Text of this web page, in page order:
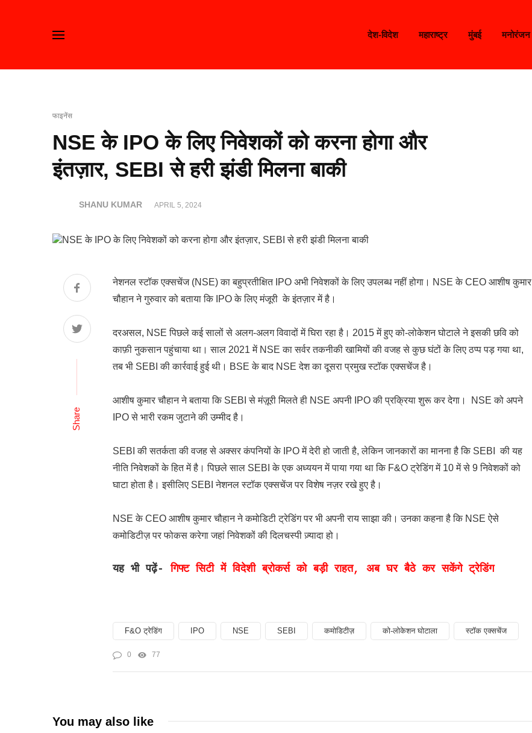
देश-विदेश महाराष्ट्र मुंबई मनोरंजन
फाइनेंस
NSE के IPO के लिए निवेशकों को करना होगा और
इंतज़ार, SEBI से हरी झंडी मिलना बाकी
SHANU KUMAR APRIL 5, 2024
Share
नेशनल स्टॉक एक्सचेंज (NSE) का बहुप्रतीक्षित IPO अभी निवेशकों के लिए उपलब्ध नहीं होगा। NSE के CEO आशीष कुमार
चौहान ने गुरुवार को बताया कि IPO के लिए मंजूरी के इंतज़ार में है।
दरअसल, NSE पिछले कई सालों से अलग-अलग विवादों में घिरा रहा है। 2015 में हुए को-लोकेशन घोटाले ने इसकी छवि को
काफ़ी नुकसान पहुंचाया था। साल 2021 में NSE का सर्वर तकनीकी खामियों की वजह से कुछ घंटों के लिए ठप्प पड़ गया था,
तब भी SEBI की कार्रवाई हुई थी। BSE के बाद NSE देश का दूसरा प्रमुख स्टॉक एक्सचेंज है।
आशीष कुमार चौहान ने बताया कि SEBI से मंज़ूरी मिलते ही NSE अपनी IPO की प्रक्रिया शुरू कर देगा। NSE को अपने
IPO से भारी रकम जुटाने की उम्मीद है।
SEBI की सतर्कता की वजह से अक्सर कंपनियों के IPO में देरी हो जाती है, लेकिन जानकारों का मानना है कि SEBI की यह
नीति निवेशकों के हित में है। पिछले साल SEBI के एक अध्ययन में पाया गया था कि F&O ट्रेडिंग में 10 में से 9 निवेशकों को
घाटा होता है। इसीलिए SEBI नेशनल स्टॉक एक्सचेंज पर विशेष नज़र रखे हुए है।
NSE के CEO आशीष कुमार चौहान ने कमोडिटी ट्रेडिंग पर भी अपनी राय साझा की। उनका कहना है कि NSE ऐसे
कमोडिटीज़ पर फोकस करेगा जहां निवेशकों की दिलचस्पी ज़्यादा हो।
यह भी पढ़ें-गिफ्ट सिटी में विदेशी ब्रोकर्स को बड़ी राहत, अब घर बैठे कर सकेंगे ट्रेडिंग
F&O ट्रेडिंग IPO NSE SEBI कमोडिटीज़ को-लोकेशन घोटाला स्टॉक एक्सचेंज
0 77
You may also like